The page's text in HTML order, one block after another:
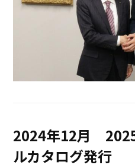
2024年12月
ルカタログ発行